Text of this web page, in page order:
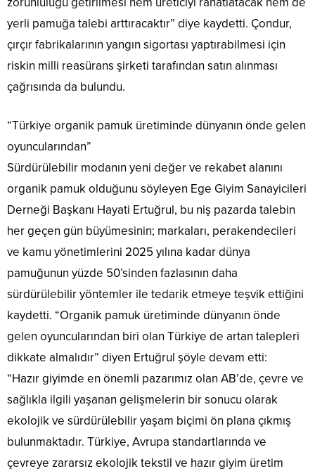
yerli pamuğa talebi arttıracaktır” diye kaydetti. Çondur,
çırçır fabrikalarının yangın sigortası yaptırabilmesi için
riskin milli reasürans şirketi tarafından satın alınması
çağrısında da bulundu.
“Türkiye organik pamuk üretiminde dünyanın önde gelen
oyuncularından”
Sürdürülebilir modanın yeni değer ve rekabet alanını
organik pamuk olduğunu söyleyen Ege Giyim Sanayicileri
Derneği Başkanı Hayati Ertuğrul, bu niş pazarda talebin
her geçen gün büyümesinin; markaları, perakendecileri
ve kamu yönetimlerini 2025 yılına kadar dünya
pamuğunun yüzde 50’sinden fazlasının daha
sürdürülebilir yöntemler ile tedarik etmeye teşvik ettiğini
kaydetti. “Organik pamuk üretiminde dünyanın önde
gelen oyuncularından biri olan Türkiye de artan talepleri
dikkate almalıdır” diyen Ertuğrul şöyle devam etti:
“Hazır giyimde en önemli pazarımız olan AB’de, çevre ve
sağlıkla ilgili yaşanan gelişmelerin bir sonucu olarak
ekolojik ve sürdürülebilir yaşam biçimi ön plana çıkmış
bulunmaktadır. Türkiye, Avrupa standartlarında ve
çevreye zararsız ekolojik tekstil ve hazır giyim üretim